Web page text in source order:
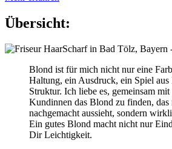
Übersicht:
Blond ist für mich nicht nur eine
Haltung, ein Ausdruck, ein Spiel
Struktur. Ich liebe es, gemeinsam mit
Kundinnen das Blond zu finden, das
nachgemacht aussieht, sondern
Ein gutes Blond macht nicht nur
Dir Leichtigkeit.